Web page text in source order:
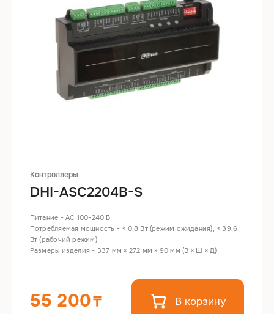
Контроллеры
DHI-ASC2204B-S
Питание - AC 100-240 В
Потребляемая мощность - ≤ 0,8 Вт (режим ожидания), ≤ 39,6
Вт (рабочий режим)
Размеры изделия - 337 мм × 272 мм × 90 мм (В × Ш × Д)
55 200 В корзину